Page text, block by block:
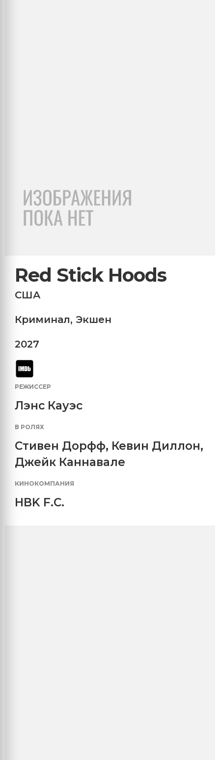
Red Stick Hoods
США
Криминал, Экшен
2027
РЕЖИССЕР
Лэнс Кауэс
В РОЛЯХ
Стивен Дорфф, Кевин Диллон,
Джейк Каннавале
КИНОКОМПАНИЯ
HBK F.C.